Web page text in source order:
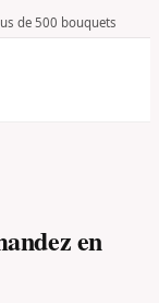
de 500 bouquets
en